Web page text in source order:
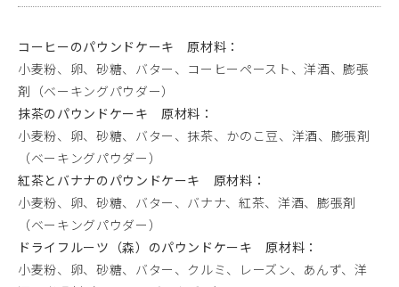
コーヒーのパウンドケーキ 原材料：
小麦粉、卵、砂糖、バター、コーヒーペースト、洋酒、膨張
剤（ベーキングパウダー）
抹茶のパウンドケーキ 原材料：
小麦粉、卵、砂糖、バター、抹茶、かのこ豆、洋酒、膨張剤
（ベーキングパウダー）
紅茶とバナナのパウンドケーキ 原材料：
小麦粉、卵、砂糖、バター、バナナ、紅茶、洋酒、膨張剤
（ベーキングパウダー）
ドライフルーツ（森）のパウンドケーキ 原材料：
小麦粉、卵、砂糖、バター、クルミ、レーズン、あんず、洋